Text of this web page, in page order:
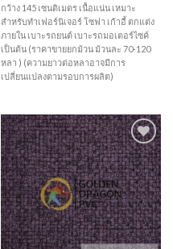
กว้าง 145 เซนติเมตร เนื้อแน่น เหมาะ
สำหรับทำเฟอร์นิเจอร์ โซฟา เก้าอี้ ตกแต่ง
ภายใน เบาะรถยนต์ เบาะรถมอเตอร์ไซค์
เป็นต้น (ราคาขายยกม้วน ม้วนละ 70-120
หลา ) (ความยาวต่อหลาอาจมีการ
เปลี่ยนแปลงตามรอบการผลิต)
Add to
Wishlist